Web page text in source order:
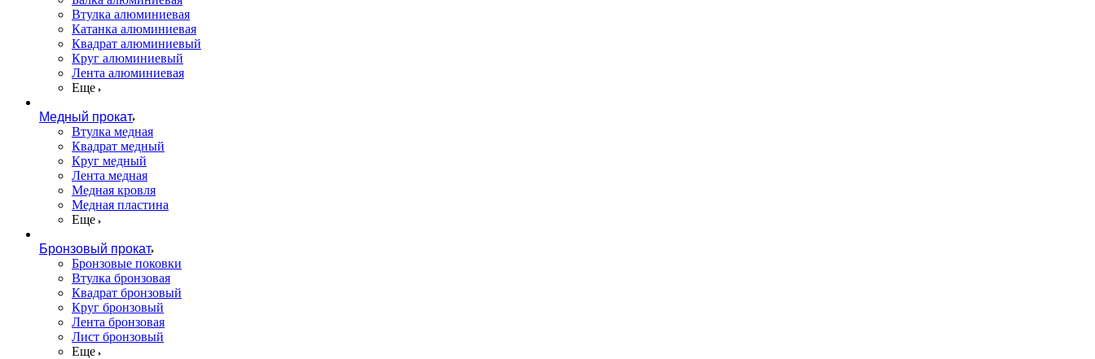
Втулка алюминиевая
Катанка алюминиевая
Квадрат алюминиевый
Круг алюминиевый
Лента алюминиевая
Еще
Медный прокат
Втулка медная
Квадрат медный
Круг медный
Лента медная
Медная кровля
Медная пластина
Еще
Бронзовый прокат
Бронзовые поковки
Втулка бронзовая
Квадрат бронзовый
Круг бронзовый
Лента бронзовая
Лист бронзовый
Еще